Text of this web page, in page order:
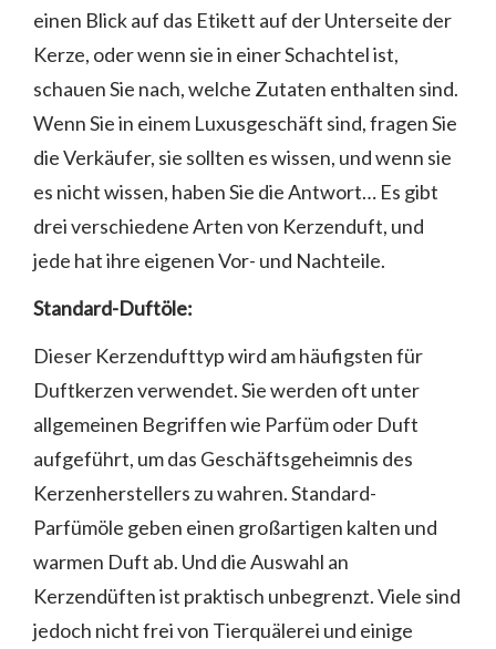
einen Blick auf das Etikett auf der Unterseite der
Kerze, oder wenn sie in einer Schachtel ist,
schauen Sie nach, welche Zutaten enthalten sind.
Wenn Sie in einem Luxusgeschäft sind, fragen Sie
die Verkäufer, sie sollten es wissen, und wenn sie
es nicht wissen, haben Sie die Antwort… Es gibt
drei verschiedene Arten von Kerzenduft, und
jede hat ihre eigenen Vor- und Nachteile.
Standard-Duftöle:
Dieser Kerzendufttyp wird am häufigsten für
Duftkerzen verwendet. Sie werden oft unter
allgemeinen Begriffen wie Parfüm oder Duft
aufgeführt, um das Geschäftsgeheimnis des
Kerzenherstellers zu wahren. Standard-
Parfümöle geben einen großartigen kalten und
warmen Duft ab. Und die Auswahl an
Kerzendüften ist praktisch unbegrenzt. Viele sind
jedoch nicht frei von Tierquälerei und einige